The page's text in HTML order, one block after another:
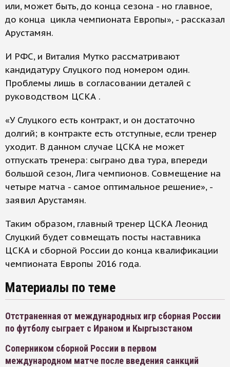
или, может быть, до конца сезона - но главное,
до конца цикла чемпионата Европы», - рассказал
Арустамян.
И РФС, и Виталия Мутко рассматривают
кандидатуру Слуцкого под номером один.
Проблемы лишь в согласовании деталей с
руководством ЦСКА .
«У Слуцкого есть контракт, и он достаточно
долгий; в контракте есть отступные, если тренер
уходит. В данном случае ЦСКА не может
отпускать тренера: сыграно два тура, впереди
большой сезон, Лига чемпионов. Совмещение на
четыре матча - самое оптимальное решение», -
заявил Арустамян.
Таким образом, главный тренер ЦСКА Леонид
Слуцкий будет совмещать посты наставника
ЦСКА и сборной России до конца квалификации
чемпионата Европы 2016 года.
Материалы по теме
Отстраненная от международных игр сборная России
по футболу сыграет с Ираном и Кыргызстаном
Соперником сборной России в первом
международном матче после введения санкций